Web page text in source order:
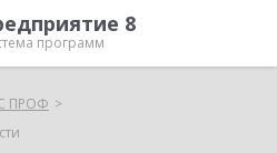
8
программ
ПРОФ